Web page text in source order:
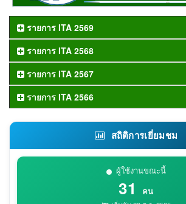
รายการ ITA 2569
รายการ ITA 2568
รายการ ITA 2567
รายการ ITA 2566
สถิติการเยี่ยมชม
ผู้ใช้งานขณะนี้
31 คน